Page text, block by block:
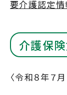
要介護認定
介護保
〈令和８年７